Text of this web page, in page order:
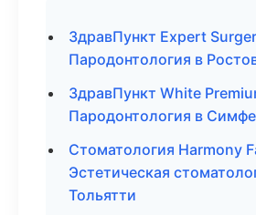
ЗдравПункт Expert
Пародонтология в
ЗдравПункт White
Пародонтология в
Стоматология Harmony
Эстетическая
Тольятти